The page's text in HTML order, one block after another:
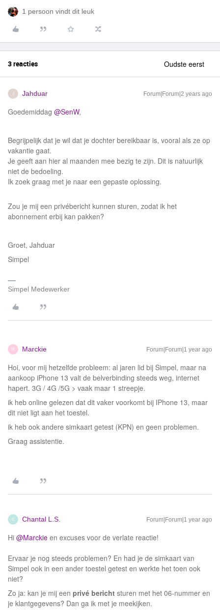
1 persoon vindt dit leuk
3 reacties Oudste eerst
J Jahduar Forum|Forum|2 years ago
Goedemiddag @SenW,
Begrijpelijk dat je wil dat je dochter bereikbaar is, vooral als ze op
vakantie gaat.
Je geeft aan hier al maanden mee bezig te zijn. Dit is natuurlijk
niet de bedoeling.
Ik zoek graag met je naar een gepaste oplossing.
Zou je mij een privébericht kunnen sturen, zodat ik het
abonnement erbij kan pakken?
Groet, Jahduar
Simpel
Simpel Medewerker
M Marckie Forum|Forum|1 year ago
Hoi, voor mij hetzelfde probleem: al jaren lid bij Simpel, maar na
aankoop iPhone 13 valt de belverbinding steeds weg, internet
hapert. 3G / 4G /5G > vaak maar 1 streepje.
ik heb online gelezen dat dit vaker voorkomt bij IPhone 13, maar
dit niet ligt aan het toestel.
ik heb ook andere simkaart getest (KPN) en geen problemen.
Graag assistentie.
C Chantal L.S. Forum|Forum|1 year ago
Hi ​ @Marckie en excuses voor de verlate reactie!
Ervaar je nog steeds problemen? En had je de simkaart van
Simpel ook in een ander toestel getest en werkte het toen ook
niet?
Zo ja: kan je mij een privé bericht sturen met het 06-nummer en
je klantgegevens? Dan ga ik met je meekijken.